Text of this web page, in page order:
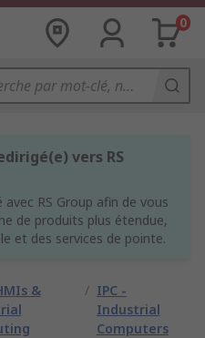
0
vers RS
RS Group afin de vous
de produits plus étendue,
et des services de pointe.
&
/ IPC -
Industrial
Computers